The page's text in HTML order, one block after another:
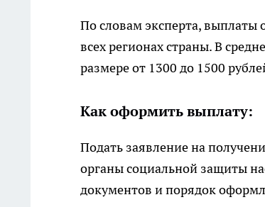
По словам эксперта, выплаты
всех регионах страны. В
размере от 1300 до 1500
Как оформить выплату:
Подать заявление на
органы социальной защиты
документов и порядок